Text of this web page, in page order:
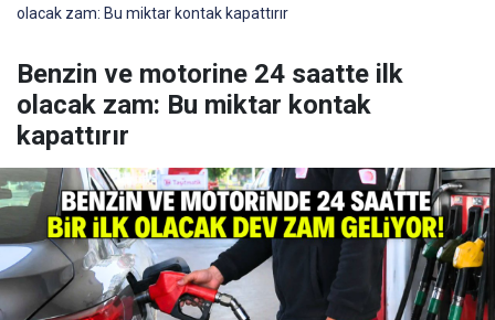
olacak zam: Bu miktar kontak kapattırır
Benzin ve motorine 24 saatte ilk
olacak zam: Bu miktar kontak
kapattırır